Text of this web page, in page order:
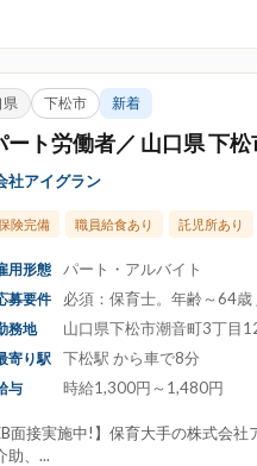
県 下松市 新着
ート労働者／ 山口県 下松
社アイグラン
険完備 職員給食あり 託児所あり
用形態 パート・アルバイト
募要件 必須：保育士。年齢～64歳
務地 山口県下松市潮音町3丁目
寄り駅 下松駅 から車で8分
与 時給1,300円～1,480円
面接実施中!】保育大手の株式会
助、...